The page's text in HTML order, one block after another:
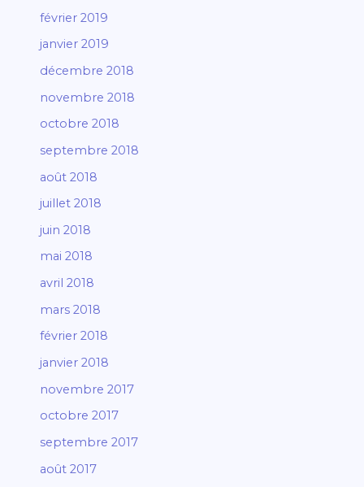
février 2019
janvier 2019
décembre 2018
novembre 2018
octobre 2018
septembre 2018
août 2018
juillet 2018
juin 2018
mai 2018
avril 2018
mars 2018
février 2018
janvier 2018
novembre 2017
octobre 2017
septembre 2017
août 2017